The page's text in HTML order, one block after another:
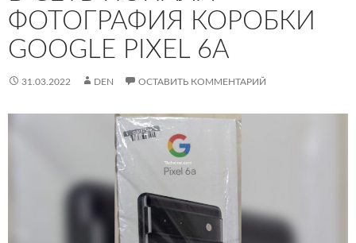
ФОТОГРАФИЯ КОРОБКИ
GOOGLE PIXEL 6A
31.03.2022 DEN ОСТАВИТЬ КОММЕНТАРИЙ